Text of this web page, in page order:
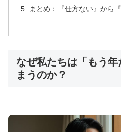
💰
10錠 1,770円〜 （1
レビトラと同成分で最短15
バルデナエイト
まとめ：『仕方ない』から
なぜ私たちは「もう
まうのか？